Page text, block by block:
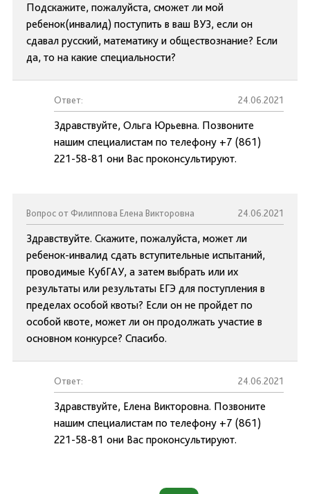
Подскажите, пожалуйста, сможет ли мой
ребенок(инвалид) поступить в ваш ВУЗ, если он
сдавал русский, математику и обществознание? Если
да, то на какие специальности?
Ответ: 24.06.2021
Здравствуйте, Ольга Юрьевна. Позвоните
нашим специалистам по телефону +7 (861)
221-58-81 они Вас проконсультируют.
Вопрос от Филиппова Елена Викторовна 24.06.2021
Здравствуйте. Скажите, пожалуйста, может ли
ребенок-инвалид сдать вступительные испытаний,
проводимые КубГАУ, а затем выбрать или их
результаты или результаты ЕГЭ для поступления в
пределах особой квоты? Если он не пройдет по
особой квоте, может ли он продолжать участие в
основном конкурсе? Спасибо.
Ответ: 24.06.2021
Здравствуйте, Елена Викторовна. Позвоните
нашим специалистам по телефону +7 (861)
221-58-81 они Вас проконсультируют.